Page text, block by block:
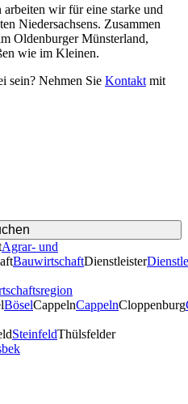
arbeiten wir für eine starke und
Niedersachsens. Zusammen
Oldenburger Münsterland,
wie im Kleinen.
sein? Nehmen Sie Kontakt mit
Agrar- und
BauwirtschaftDienstleister
BöselCappelnCappelnCloppenburg
SteinfeldThülsfelder